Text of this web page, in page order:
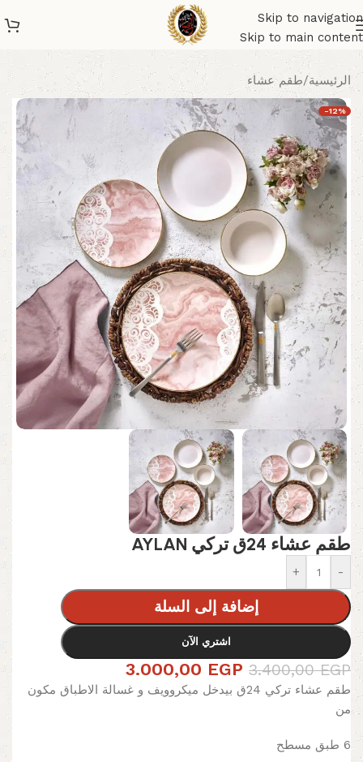
Skip to navigation
Skip to main content
الرئيسية/طقم عشاء
-12%
طقم عشاء 24ق تركي AYLAN
-
+
إضافة إلى السلة
اشتري الآن
3.400,00EGP
3.000,00 EGP
طقم عشاء تركي 24ق بيدخل ميكروويف و غسالة الاطباق مكون
من
6 طبق مسطح